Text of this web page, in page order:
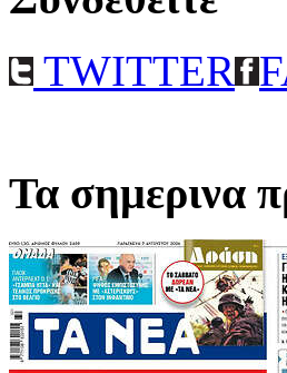
TWITTER
Τα σημερινα